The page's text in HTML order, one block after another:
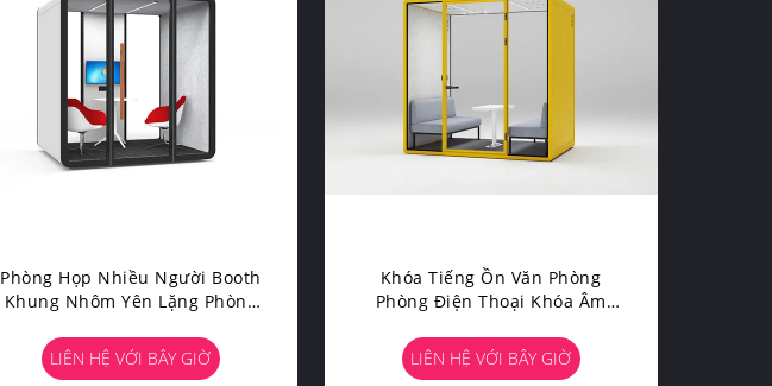
Phòng Họp Nhiều Người Booth
Khung Nhôm Yên Lặng Phòng
Phòng
LIÊN HỆ VỚI BÂY GIỜ
Khóa Tiếng Ồn Văn Phòng
Phòng Điện Thoại Khóa Âm
LIÊN HỆ VỚI BÂY GIỜ